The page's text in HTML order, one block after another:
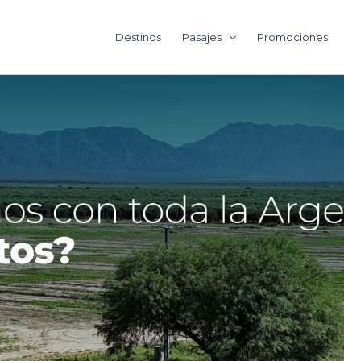
Destinos Pasajes Promociones